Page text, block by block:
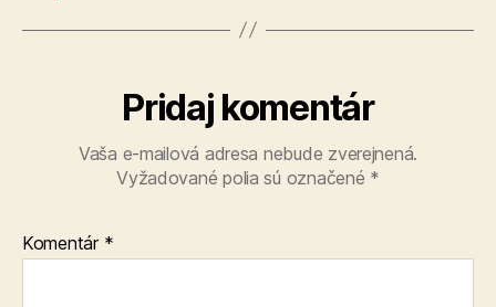
Pridaj komentár
Vaša e-mailová adresa nebude zverejnená.
Vyžadované polia sú označené *
Komentár *